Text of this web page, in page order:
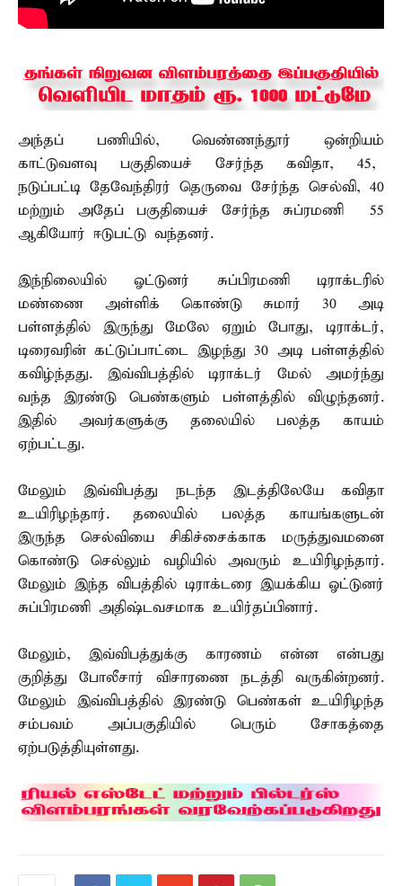
அந்தப் பணியில், வெண்ணந்தூர் ஒன்றியம்
காட்டுவளவு பகுதியைச் சேர்ந்த கவிதா, 45,
நடுப்பட்டி தேவேந்திரர் தெருவை சேர்ந்த செல்வி, 40
மற்றும் அதேப் பகுதியைச் சேர்ந்த சுப்ரமணி 55
ஆகியோர் ஈடுபட்டு வந்தனர்.
இந்நிலையில் ஓட்டுனர் சுப்பிரமணி டிராக்டரில்
மண்ணை அள்ளிக் கொண்டு சுமார் 30 அடி
பள்ளத்தில் இருந்து மேலே ஏறும் போது, டிராக்டர்,
டிரைவரின் கட்டுப்பாட்டை இழந்து 30 அடி பள்ளத்தில்
கவிழ்ந்தது. இவ்விபத்தில் டிராக்டர் மேல் அமர்ந்து
வந்த இரண்டு பெண்களும் பள்ளத்தில் விழுந்தனர்.
இதில் அவர்களுக்கு தலையில் பலத்த காயம்
ஏற்பட்டது.
மேலும் இவ்விபத்து நடந்த இடத்திலேயே கவிதா
உயிரிழந்தார். தலையில் பலத்த காயங்களுடன்
இருந்த செல்வியை சிகிச்சைக்காக மருத்துவமனை
கொண்டு செல்லும் வழியில் அவரும் உயிரிழந்தார்.
மேலும் இந்த விபத்தில் டிராக்டரை இயக்கிய ஓட்டுனர்
சுப்பிரமணி அதிஷ்டவசமாக உயிர்தப்பினார்.
மேலும், இவ்விபத்துக்கு காரணம் என்ன என்பது
குறித்து போலீசார் விசாரணை நடத்தி வருகின்றனர்.
மேலும் இவ்விபத்தில் இரண்டு பெண்கள் உயிரிழந்த
சம்பவம் அப்பகுதியில் பெரும் சோகத்தை
ஏற்படுத்தியுள்ளது.